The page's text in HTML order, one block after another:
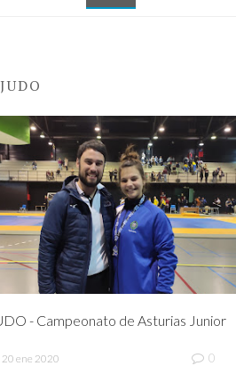
JUDO
- Campeonato de Asturias Junior
20 ene 2020 0